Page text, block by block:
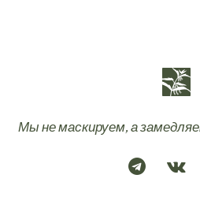
Мы не маскируем, а